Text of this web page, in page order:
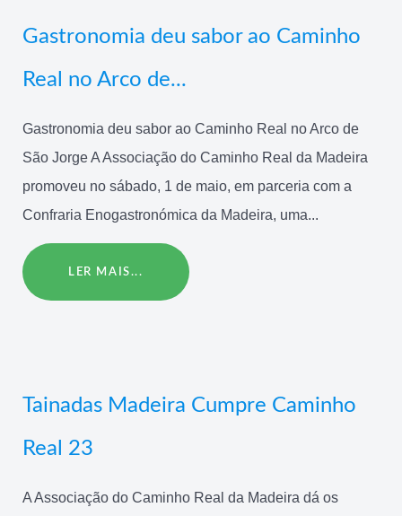
Gastronomia deu sabor ao Caminho
Real no Arco de...
Gastronomia deu sabor ao Caminho Real no Arco de
São Jorge A Associação do Caminho Real da Madeira
promoveu no sábado, 1 de maio, em parceria com a
Confraria Enogastronómica da Madeira, uma...
LER MAIS...
Tainadas Madeira Cumpre Caminho
Real 23
A Associação do Caminho Real da Madeira dá os